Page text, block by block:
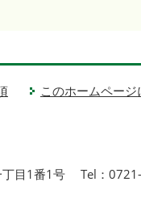
このホームページ
目1番1号
Tel：